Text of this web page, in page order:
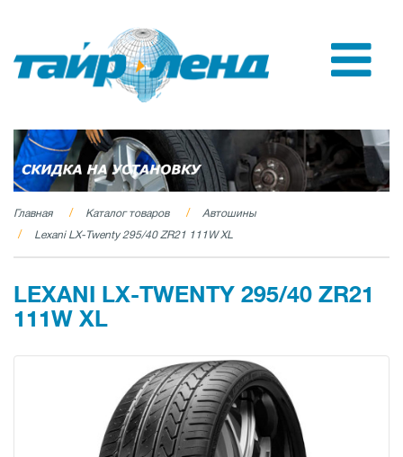
Главная Каталог товаров
Автошины
Lexani LX-Twenty 295/40 ZR21 111W XL
LEXANI LX-TWENTY 295/40 ZR21
111W XL